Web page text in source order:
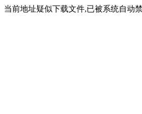
当前地址疑似下载文件,已被系统自动